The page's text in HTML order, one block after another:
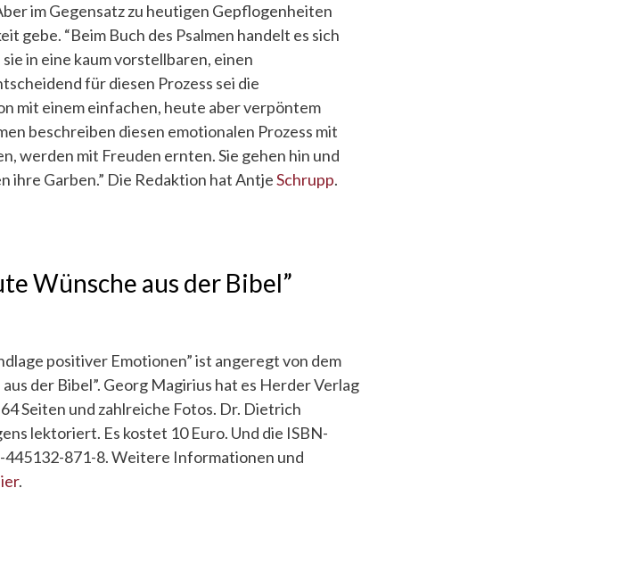
im Gegensatz zu heutigen Gepflogenheiten
gebe. “Beim Buch des Psalmen handelt es sich
in eine kaum vorstellbaren, einen
für diesen Prozess sei die
mit einem einfachen, heute aber verpöntem
beschreiben diesen emotionalen Prozess mit
werden mit Freuden ernten. Sie gehen hin und
ihre Garben.” Die Redaktion hat AntjeSchrupp.
Wünsche aus der Bibel”
positiver Emotionen” ist angeregt von dem
aus der Bibel”. Georg Magirius hat es Herder Verlag
Seiten und zahlreiche Fotos. Dr. Dietrich
lektoriert. Es kostet 10 Euro. Und die ISBN-
445132-871-8. Weitere Informationen und
.